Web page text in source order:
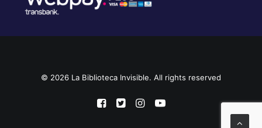
© 2026 La Biblioteca Invisible. All rights reserved